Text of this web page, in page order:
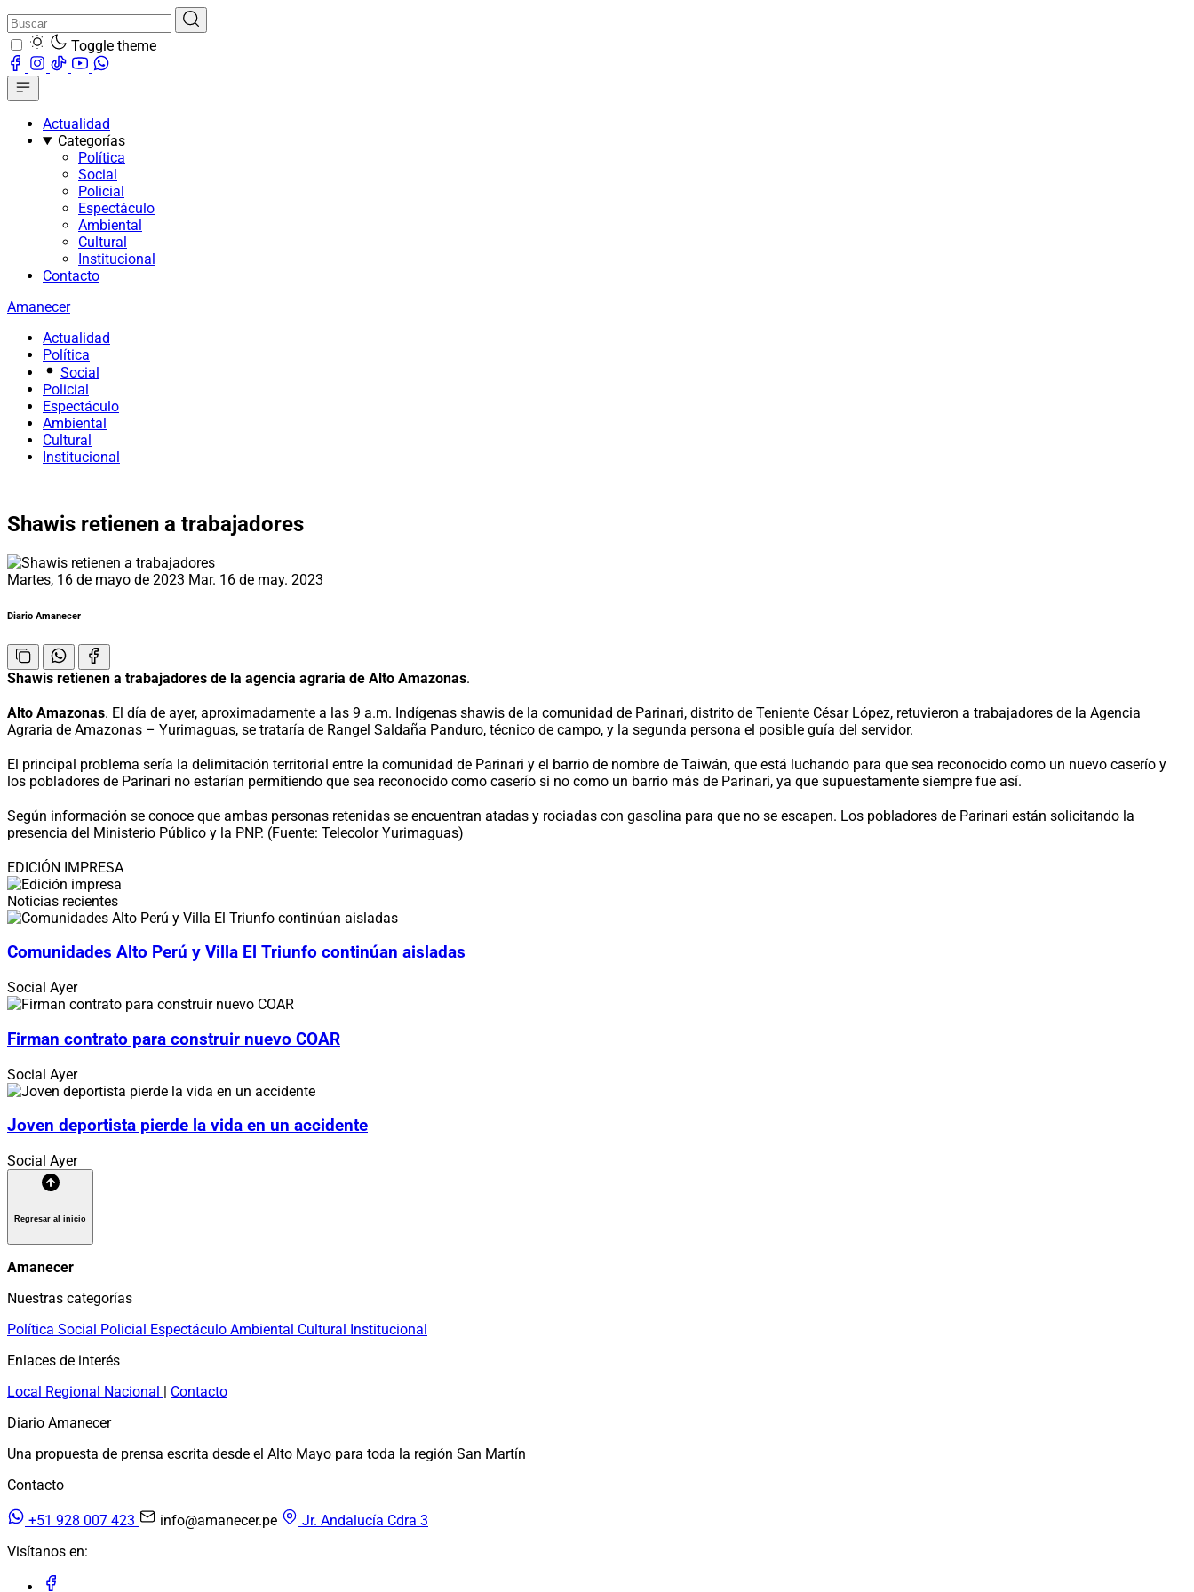
Toggle theme
Actualidad
Categorías
Política
Social
Policial
Espectáculo
Ambiental
Cultural
Institucional
Contacto
Amanecer
Actualidad
Política
Social
Policial
Espectáculo
Ambiental
Cultural
Institucional
Shawis retienen a trabajadores
Martes, 16 de mayo de 2023 Mar. 16 de may. 2023
Diario Amanecer
Shawis retienen a trabajadores de la agencia agraria de Alto Amazonas.
Alto Amazonas. El día de ayer, aproximadamente a las 9 a.m. Indígenas shawis de la comunidad de Parinari, distrito de Teniente César López, retuvieron a trabajadores de la Agencia
Agraria de Amazonas – Yurimaguas, se trataría de Rangel Saldaña Panduro, técnico de campo, y la segunda persona el posible guía del servidor.
El principal problema sería la delimitación territorial entre la comunidad de Parinari y el barrio de nombre de Taiwán, que está luchando para que sea reconocido como un nuevo caserío y
los pobladores de Parinari no estarían permitiendo que sea reconocido como caserío si no como un barrio más de Parinari, ya que supuestamente siempre fue así.
Según información se conoce que ambas personas retenidas se encuentran atadas y rociadas con gasolina para que no se escapen. Los pobladores de Parinari están solicitando la
presencia del Ministerio Público y la PNP. (Fuente: Telecolor Yurimaguas)
EDICIÓN IMPRESA
Noticias recientes
Comunidades Alto Perú y Villa El Triunfo continúan aisladas
Social Ayer
Firman contrato para construir nuevo COAR
Social Ayer
Joven deportista pierde la vida en un accidente
Social Ayer
Regresar al inicio
Amanecer
Nuestras categorías
Política Social Policial Espectáculo Ambiental Cultural Institucional
Enlaces de interés
Local Regional Nacional | Contacto
Diario Amanecer
Una propuesta de prensa escrita desde el Alto Mayo para toda la región San Martín
Contacto
+51 928 007 423 info@amanecer.pe
Jr. Andalucía Cdra 3
Visítanos en: